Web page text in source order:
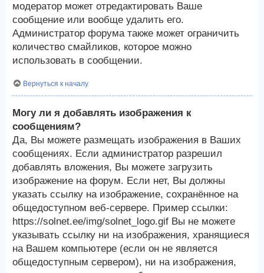
модератор может отредактировать Ваше
сообщение или вообще удалить его.
Администратор форума также может ограничить
количество смайликов, которое можно
использовать в сообщении.
Вернуться к началу
Могу ли я добавлять изображения к
сообщениям?
Да, Вы можете размещать изображения в Ваших
сообщениях. Если администратор разрешил
добавлять вложения, Вы можете загрузить
изображение на форум. Если нет, Вы должны
указать ссылку на изображение, сохранённое на
общедоступном веб-сервере. Пример ссылки:
https://solnet.ee/img/solnet_logo.gif Вы не можете
указывать ссылку ни на изображения, хранящиеся
на Вашем компьютере (если он не является
общедоступным сервером), ни на изображения,